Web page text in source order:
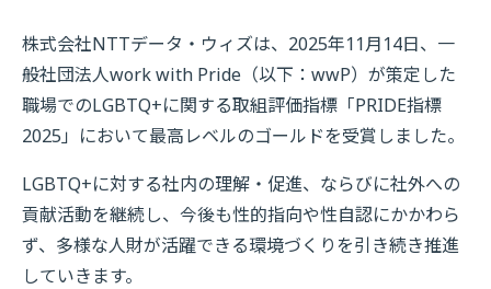
株式会社NTTデータ・ウィズは、2025年11月14日、一
般社団法人work with Pride（以下：wwP）が策定した
職場でのLGBTQ+に関する取組評価指標「PRIDE指標
2025」において最高レベルのゴールドを受賞しました。
LGBTQ+に対する社内の理解・促進、ならびに社外への
貢献活動を継続し、今後も性的指向や性自認にかかわら
ず、多様な人財が活躍できる環境づくりを引き続き推進
していきます。